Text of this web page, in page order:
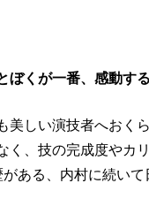
ぼくが一番、感動す
美しい演技者へおく
、技の完成度やカ
ある、内村に続いて